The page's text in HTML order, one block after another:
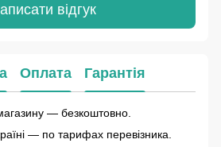
відгук
Оплата Гарантія
— безкоштовно.
— по тарифах перевізника.